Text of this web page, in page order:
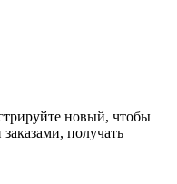
новый, чтобы
получать